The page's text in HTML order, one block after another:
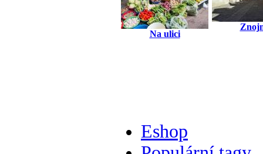
Na ulici
Eshop